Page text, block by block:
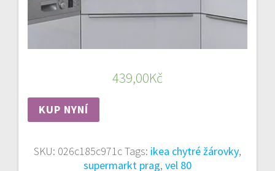
439,00Kč
KUP NYNÍ
SKU: 026c185c971cTags: ikea chytré žárovky,
supermarkt prag, vel 80